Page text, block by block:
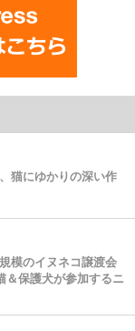
猫にゆかりの深い作
模のイヌネコ譲渡会
＆保護犬が参加するニ